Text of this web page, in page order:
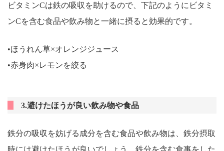
ビタミンCは鉄の吸収を助けるので、下記のようにビタミ
ンCを含む食品や飲み物と一緒に摂ると効果的です。
•ほうれん草×オレンジジュース
•赤身肉×レモンを絞る
3.避けたほうが良い飲み物や食品
鉄分の吸収を妨げる成分を含む食品や飲み物は、鉄分摂取
時には避けたほうが良いでしょう。鉄分を含む食事をした